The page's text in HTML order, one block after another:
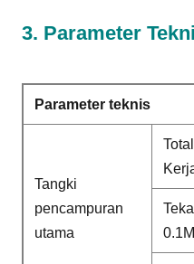
3. Parameter
Parameter teknis
Tangki
pencampuran
utama